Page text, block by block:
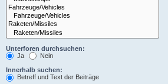
Unterforen durchsuchen:
Ja
Nein
Innerhalb suchen:
Betreff und Text der Beiträge